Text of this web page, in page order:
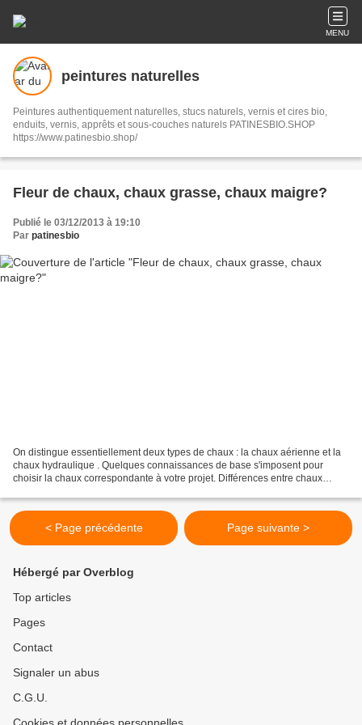
MENU
peintures naturelles
Peintures authentiquement naturelles, stucs naturels, vernis et cires bio,
enduits, vernis, apprêts et sous-couches naturels PATINESBIO.SHOP
https://www.patinesbio.shop/
Fleur de chaux, chaux grasse, chaux maigre?
Publié le 03/12/2013 à 19:10
Par patinesbio
On distingue essentiellement deux types de chaux : la chaux aérienne et la
chaux hydraulique . Quelques connaissances de base s'imposent pour
choisir la chaux correspondante à votre projet. Différences entre chaux
< Page précédente Page suivante >
Hébergé par Overblog
Top articles
Pages
Contact
Signaler un abus
C.G.U.